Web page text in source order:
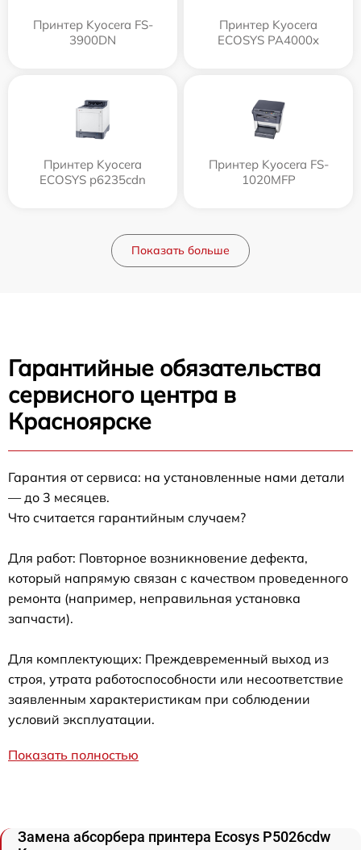
Принтер Kyocera FS-
3900DN
Принтер Kyocera
ECOSYS PA4000x
Принтер Kyocera
ECOSYS p6235cdn
Принтер Kyocera FS-
1020MFP
Показать больше
Гарантийные обязательства
сервисного центра в
Красноярске
Гарантия от сервиса: на установленные нами детали
— до 3 месяцев.
Что считается гарантийным случаем?
Для работ: Повторное возникновение дефекта,
который напрямую связан с качеством проведенного
ремонта (например, неправильная установка
запчасти).
Для комплектующих: Преждевременный выход из
строя, утрата работоспособности или несоответствие
заявленным характеристикам при соблюдении
условий эксплуатации.
Показать полностью
Замена абсорбера принтера Ecosys P5026cdw